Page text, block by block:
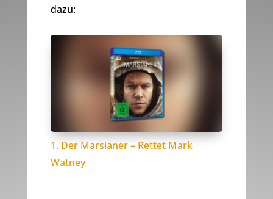
dazu:
1. Der Marsianer – Rettet Mark
Watney